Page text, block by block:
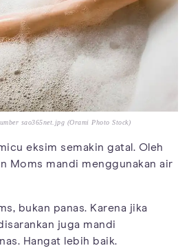
sao365net.jpg (Orami Photo Stock)
eksim semakin gatal. Oleh
Moms mandi menggunakan air
bukan panas. Karena jika
juga mandi
Hangat lebih baik.